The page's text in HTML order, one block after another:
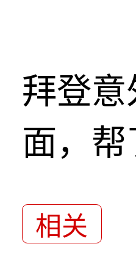
拜登意
面，
相关